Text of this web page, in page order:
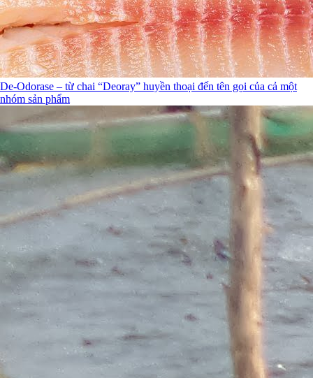
De-Odorase – từ chai “Deoray” huyền thoại đến tên gọi của cả một
nhóm sản phẩm